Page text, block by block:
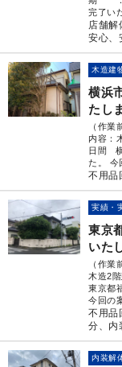
完了い
店舗解
安心、
木造建
横浜
たし
（作
内容
日間 横
た。 今
不用品
実績・
東京
いた
（作業
木造2
東京都
今回の
不用品
分、内
内装解